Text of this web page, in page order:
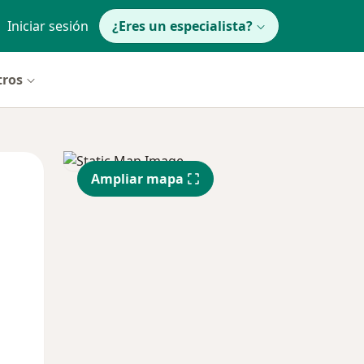
Iniciar sesión ¿Eres un especialista?
Mié
12 Ago
Jue
13 Ago
Ampliar mapa